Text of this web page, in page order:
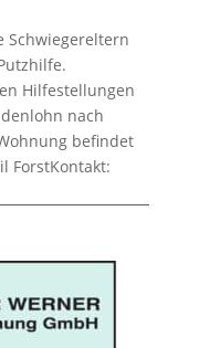
Schwiegereltern
Hilfestellungen
nach
befindet
ForstKontakt: